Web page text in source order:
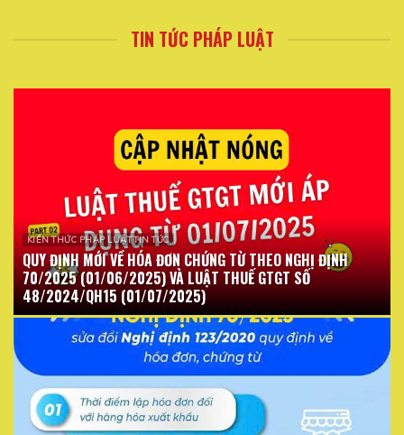
TIN TỨC PHÁP LUẬT
KIẾN THỨC PHÁP LUẬT TIN TỨC
QUY ĐỊNH MỚI VỀ HÓA ĐƠN CHỨNG TỪ THEO NGHỊ ĐỊNH
70/2025 (01/06/2025) VÀ LUẬT THUẾ GTGT SỐ
48/2024/QH15 (01/07/2025)